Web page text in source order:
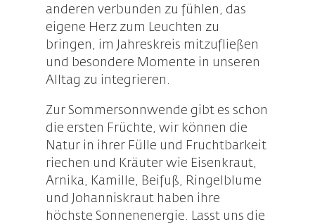
anderen verbunden zu fühlen, das
eigene Herz zum Leuchten zu
bringen, im Jahreskreis mitzufließen
und besondere Momente in unseren
Alltag zu integrieren.
Zur Sommersonnwende gibt es schon
die ersten Früchte, wir können die
Natur in ihrer Fülle und Fruchtbarkeit
riechen und Kräuter wie Eisenkraut,
Arnika, Kamille, Beifuß, Ringelblume
und Johanniskraut haben ihre
höchste Sonnenenergie. Lasst uns die